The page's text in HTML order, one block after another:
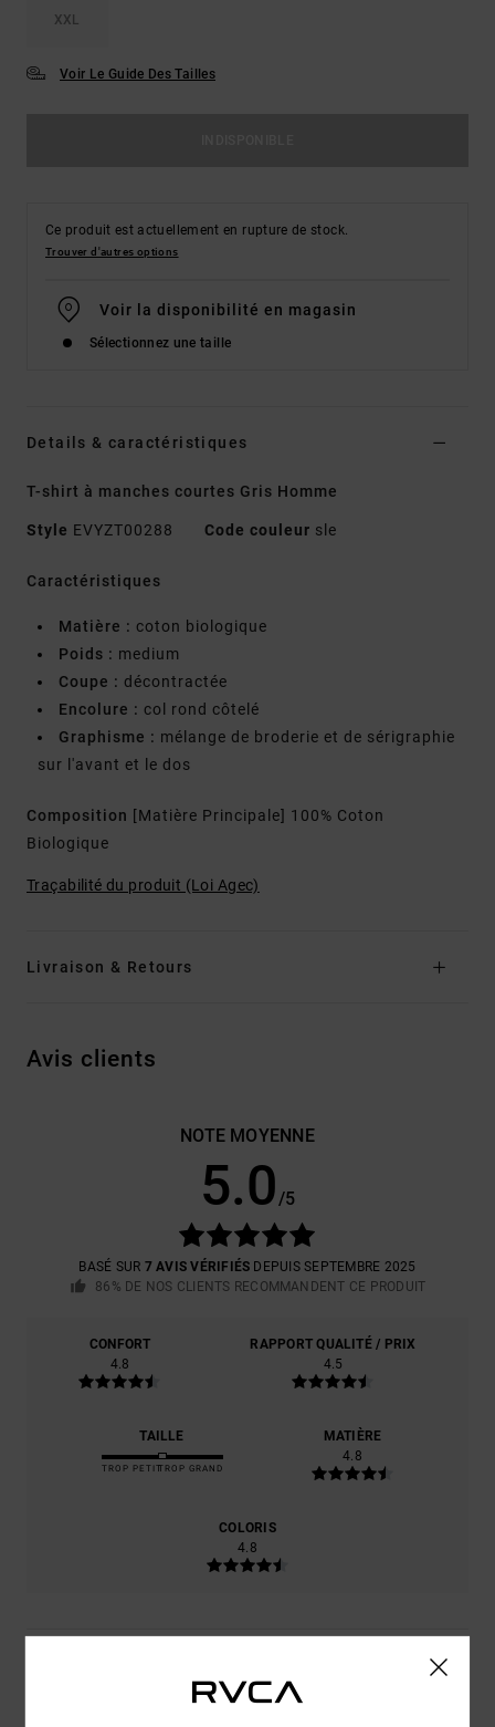
XXL
Voir Le Guide Des Tailles
Ce produit est actuellement en rupture de stock.
Trouver d'autres options
Voir la disponibilité en magasin
Sélectionnez une taille
Details & caractéristiques
T-shirt à manches courtes Gris Homme
Style EVYZT00288 Code couleur sle
Caractéristiques
Matière : coton biologique
Poids : medium
Coupe : décontractée
Encolure : col rond côtelé
Graphisme : mélange de broderie et de sérigraphie
sur l'avant et le dos
Composition [Matière Principale] 100% Coton
Biologique
Traçabilité du produit (Loi Agec)
Livraison & Retours
Avis clients
NOTE MOYENNE
5.0/5
BASÉ SUR 7 AVIS VÉRIFIÉS DEPUIS SEPTEMBRE 2025
86% DE NOS CLIENTS RECOMMANDENT CE PRODUIT
CONFORT
4.8
RAPPORT QUALITÉ / PRIX
4.5
TAILLE
TROP PETITTROP GRAND
MATIÈRE
4.8
COLORIS
4.8
5/5